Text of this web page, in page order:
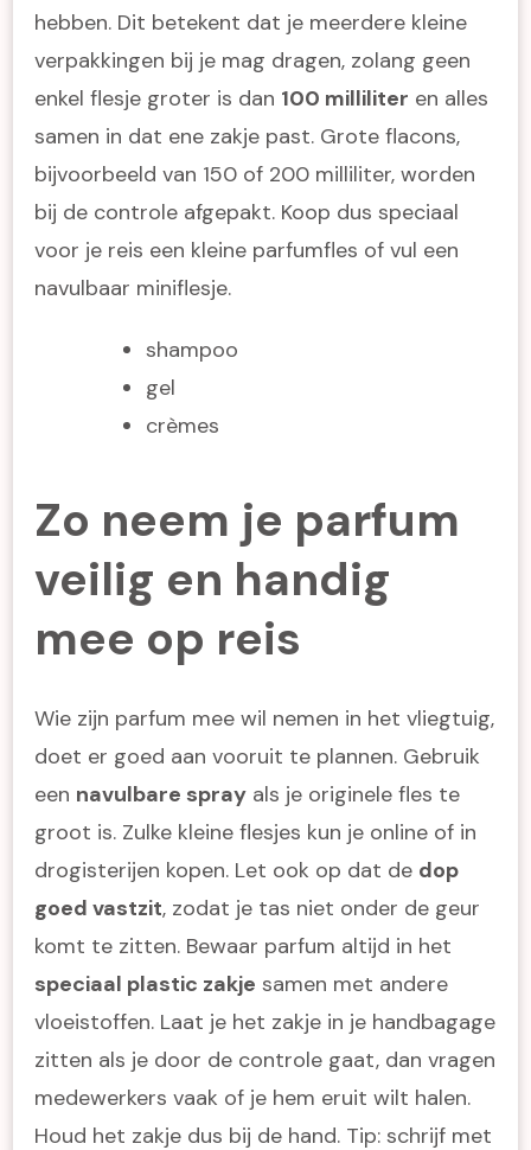
hebben. Dit betekent dat je meerdere kleine
verpakkingen bij je mag dragen, zolang geen
enkel flesje groter is dan 100 milliliter en alles
samen in dat ene zakje past. Grote flacons,
bijvoorbeeld van 150 of 200 milliliter, worden
bij de controle afgepakt. Koop dus speciaal
voor je reis een kleine parfumfles of vul een
navulbaar miniflesje.
shampoo
gel
crèmes
Zo neem je parfum
veilig en handig
mee op reis
Wie zijn parfum mee wil nemen in het vliegtuig,
doet er goed aan vooruit te plannen. Gebruik
een navulbare spray als je originele fles te
groot is. Zulke kleine flesjes kun je online of in
drogisterijen kopen. Let ook op dat de dop
goed vastzit, zodat je tas niet onder de geur
komt te zitten. Bewaar parfum altijd in het
speciaal plastic zakje samen met andere
vloeistoffen. Laat je het zakje in je handbagage
zitten als je door de controle gaat, dan vragen
medewerkers vaak of je hem eruit wilt halen.
Houd het zakje dus bij de hand. Tip: schrijf met